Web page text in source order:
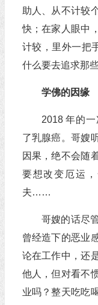
助人、从不计较
快；在家人眼中
计较，里外一把
什么要去追求那
学佛的因缘
2018 年的
了乳腺癌。哥嫂
因果，绝不会随
要想改变厄运
夫……
哥嫂的话尽
曾经造下的恶业
论在工作中，还
他人，但对看不
业吗？整天吃吃